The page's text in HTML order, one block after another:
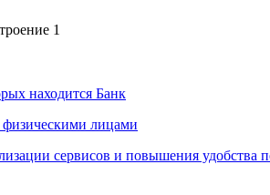
1
находится Банк
физическими лицами
сервисов и повышения удобства